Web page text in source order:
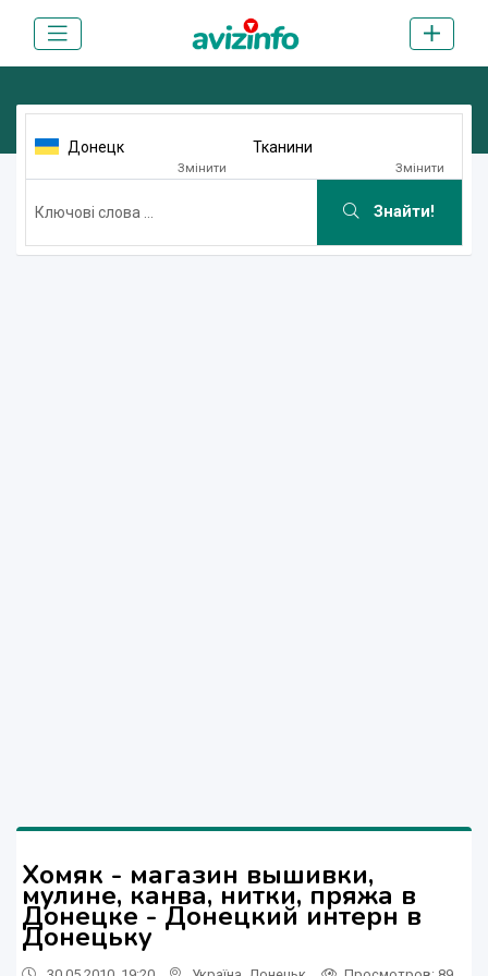
Донецк
Змінити
Тканини
Змінити
Знайти!
Хомяк - магазин вышивки,
мулине, канва, нитки, пряжа в
Донецке - Донецкий интерн в
Донецьку